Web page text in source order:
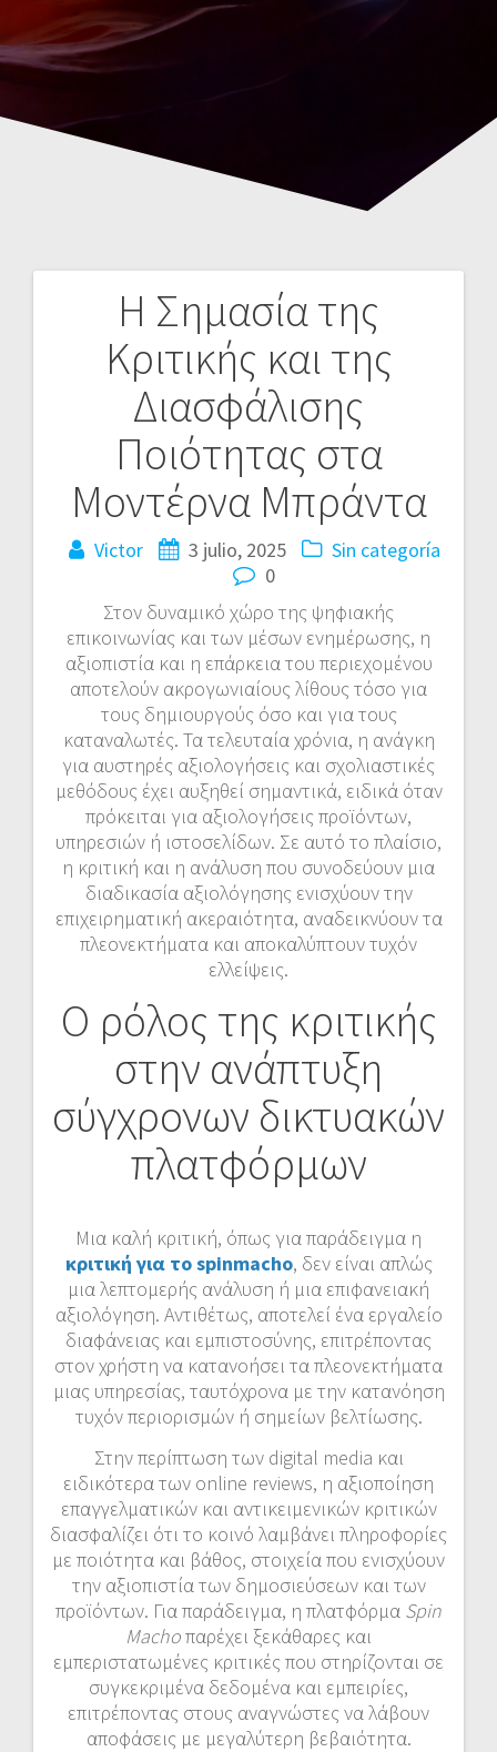
Η Σημασία της
Κριτικής και της
Διασφάλισης
Ποιότητας στα
Μοντέρνα Μπράντα
Victor 3 julio, 2025
Sin categoría
0
Στον δυναμικό χώρο της ψηφιακής
επικοινωνίας και των μέσων ενημέρωσης, η
αξιοπιστία και η επάρκεια του περιεχομένου
αποτελούν ακρογωνιαίους λίθους τόσο για
τους δημιουργούς όσο και για τους
καταναλωτές. Τα τελευταία χρόνια, η ανάγκη
για αυστηρές αξιολογήσεις και σχολιαστικές
μεθόδους έχει αυξηθεί σημαντικά, ειδικά όταν
πρόκειται για αξιολογήσεις προϊόντων,
υπηρεσιών ή ιστοσελίδων. Σε αυτό το πλαίσιο,
η κριτική και η ανάλυση που συνοδεύουν μια
διαδικασία αξιολόγησης ενισχύουν την
επιχειρηματική ακεραιότητα, αναδεικνύουν τα
πλεονεκτήματα και αποκαλύπτουν τυχόν
ελλείψεις.
Ο ρόλος της κριτικής
στην ανάπτυξη
σύγχρονων δικτυακών
πλατφόρμων
Μια καλή κριτική, όπως για παράδειγμα η
κριτική για το spinmacho, δεν είναι απλώς
μια λεπτομερής ανάλυση ή μια επιφανειακή
αξιολόγηση. Αντιθέτως, αποτελεί ένα εργαλείο
διαφάνειας και εμπιστοσύνης, επιτρέποντας
στον χρήστη να κατανοήσει τα πλεονεκτήματα
μιας υπηρεσίας, ταυτόχρονα με την κατανόηση
τυχόν περιορισμών ή σημείων βελτίωσης.
Στην περίπτωση των digital media και
ειδικότερα των online reviews, η αξιοποίηση
επαγγελματικών και αντικειμενικών κριτικών
διασφαλίζει ότι το κοινό λαμβάνει πληροφορίες
με ποιότητα και βάθος, στοιχεία που ενισχύουν
την αξιοπιστία των δημοσιεύσεων και των
προϊόντων. Για παράδειγμα, η πλατφόρμα Spin
Machoπαρέχει ξεκάθαρες και
εμπεριστατωμένες κριτικές που στηρίζονται σε
συγκεκριμένα δεδομένα και εμπειρίες,
επιτρέποντας στους αναγνώστες να λάβουν
αποφάσεις με μεγαλύτερη βεβαιότητα.
Navegación
entradas